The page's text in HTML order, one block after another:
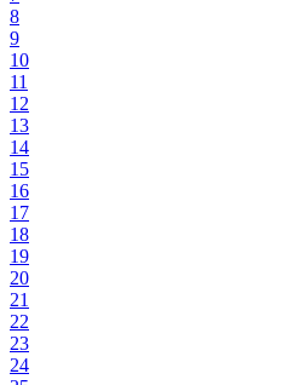
8
9
10
11
12
13
14
15
16
17
18
19
20
21
22
23
24